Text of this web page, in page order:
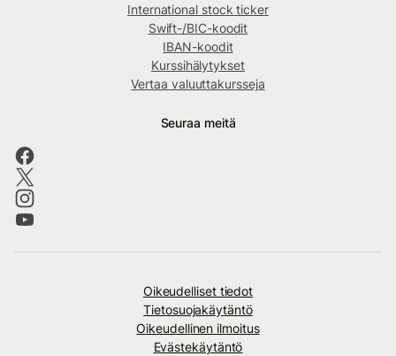
International stock ticker
Swift-/BIC-koodit
IBAN-koodit
Kurssihälytykset
Vertaa valuuttakursseja
Seuraa meitä
Oikeudelliset tiedot
Tietosuojakäytäntö
Oikeudellinen ilmoitus
Evästekäytäntö